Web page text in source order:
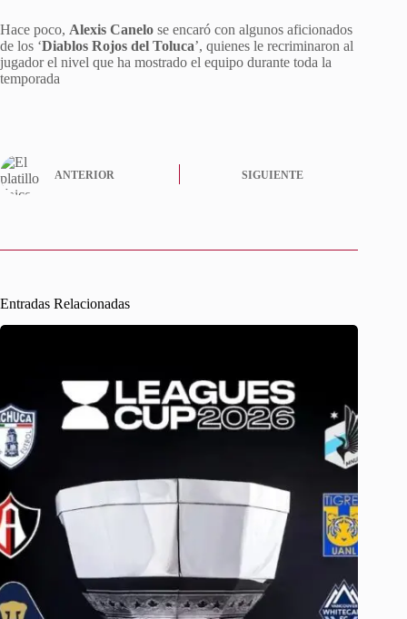
Hace poco, Alexis Canelo se encaró con algunos aficionados
de los ‘Diablos Rojos del Toluca’, quienes le recriminaron al
jugador el nivel que ha mostrado el equipo durante toda la
temporada
ANTERIOR SIGUIENTE
Entradas Relacionadas